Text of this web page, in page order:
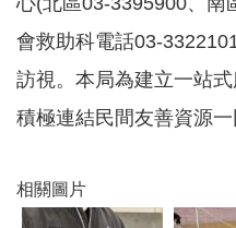
開
資
訊
社
機
構
地
會救助科電話03-
訪視。本局為建立一站
積極連結民間友善資源一
相關圖片